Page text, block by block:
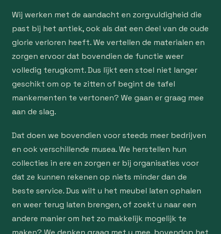
Wij werken met de aandacht en zorgvuldigheid die
past bij het antiek, ook als dat een deel van de oude
glorie verloren heeft. We vertellen de materialen en
zorgen ervoor dat bovendien de functie weer
volledig terugkomt. Dus lijkt een stoel niet langer
geschikt om op te zitten of begint de tafel
mankementen te vertonen? We gaan er graag mee
aan de slag.
Dat doen we bovendien voor steeds meer bedrijven
en ook verschillende musea. We herstellen hun
collecties in ere en zorgen er bij organisaties voor
dat ze kunnen rekenen op niets minder dan de
beste service. Dus wilt u het meubel laten ophalen
en weer terug laten brengen, of zoekt u naar een
andere manier om het zo makkelijk mogelijk te